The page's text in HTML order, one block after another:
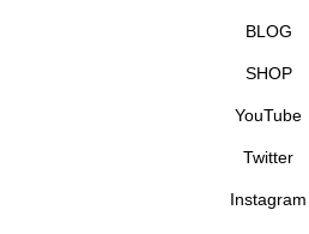
BLOG
SHOP
YouTube
Twitter
Instagram